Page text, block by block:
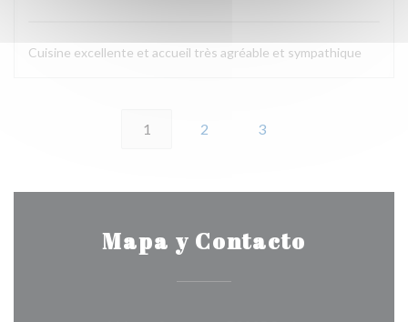
Cuisine excellente et accueil très agréable et sympathique
1 2 3
Mapa y Contacto